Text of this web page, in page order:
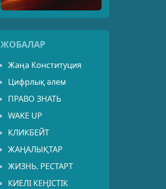
ЖОБАЛАР
Жаңа Конституция
Цифрлық әлем
ПРАВО ЗНАТЬ
WAKE UP
КЛИКБЕЙТ
ЖАҢАЛЫҚТАР
ЖИЗНЬ. РЕСТАРТ
КИЕЛІ КЕҢІСТІК